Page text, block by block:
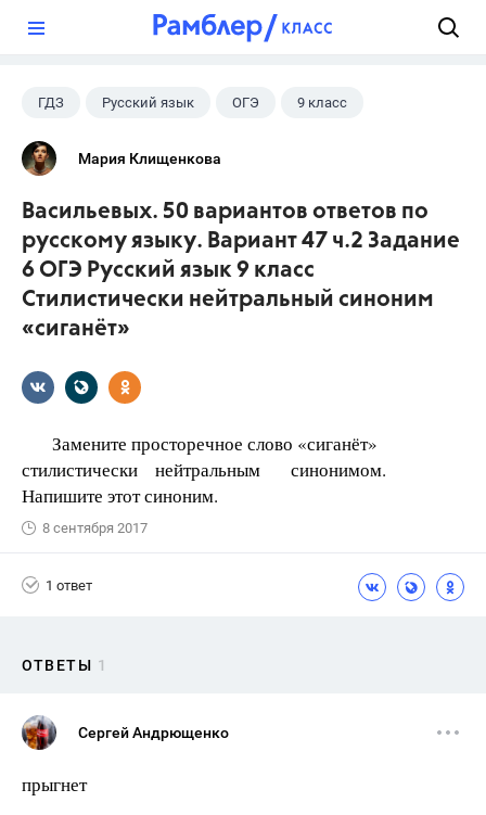
ГДЗ Русский язык ОГЭ 9 класс
+1
Мария Клищенкова
Васильевых. 50 вариантов ответов по
русскому языку. Вариант 47 ч.2 Задание
6 ОГЭ Русский язык 9 класс
Стилистически нейтральный синоним
«сиганёт»
Замените просторечное слово «сиганёт»
стилистически нейтральным синонимом.
Напишите этот синоним.
8 сентября 2017
1 ответ
ОТВЕТЫ 1
Сергей Андрющенко
прыгнет